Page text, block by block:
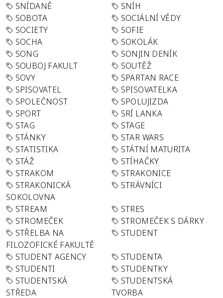
SNÍDANĚ
SNÍH
SOBOTA
SOCIÁLNÍ VĚDY
SOCIETY
SOFIE
SOCHA
SOKOLÁK
SONG
SONJIN DENÍK
SOUBOJ FAKULT
SOUTĚŽ
SOVY
SPARTAN RACE
SPISOVATEL
SPISOVATELKA
SPOLEČNOST
SPOLUJIZDA
SPORT
SRÍ LANKA
STAG
STAGE
STÁNKY
STAR WARS
STATISTIKA
STÁTNÍ MATURITA
STÁŽ
STÍHAČKY
STRAKOM
STRAKONICE
STRAKONICKÁ
SOKOLOVNA
STRÁVNÍCI
STREAM
STRES
STROMEČEK
STROMEČEK S DÁRKY
STŘELBA NA
FILOZOFICKÉ FAKULTĚ
STUDENT
STUDENT AGENCY
STUDENTA
STUDENTI
STUDENTKY
STUDENTSKÁ
STŘEDA
STUDENTSKÁ
TVORBA